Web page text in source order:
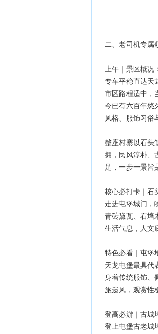
二、老司机专属
上午｜景区概
专车平稳直达天
市区路程适中，
今已有六百年悠
风格、服饰习俗
整座村寨以石头
拥，民风淳朴、
足，一步一景皆
核心必打卡｜石
走进屯堡城门，
青砖黛瓦、石墙
生活气息，人文
特色必看｜屯堡
天龙屯堡最具
身着传统服饰、
旅遗风，观赏性
登高必游｜古城
登上屯堡古老城